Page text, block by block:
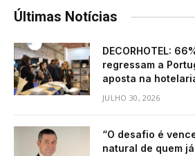
Últimas Notícias
DECORHOTEL:
regressam a
aposta na
JULHO 30, 2026
“O desafio é
natural de quem